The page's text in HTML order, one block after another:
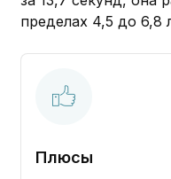
пределах 4,5 до 6,8
Плюсы